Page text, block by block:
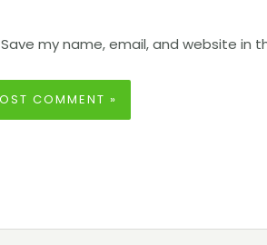
Save my name, email, and website in